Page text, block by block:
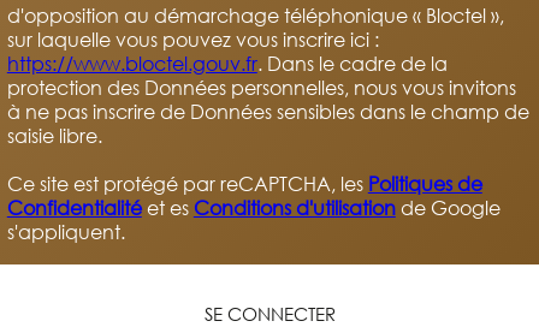
d'opposition au démarchage téléphonique « Bloctel »,
sur laquelle vous pouvez vous inscrire ici :
https://www.bloctel.gouv.fr. Dans le cadre de la
protection des Données personnelles, nous vous invitons
à ne pas inscrire de Données sensibles dans le champ de
saisie libre.
Ce site est protégé par reCAPTCHA, les Politiques de
Confidentialitéet es Conditions d'utilisationde Google
s'appliquent.
SE CONNECTER